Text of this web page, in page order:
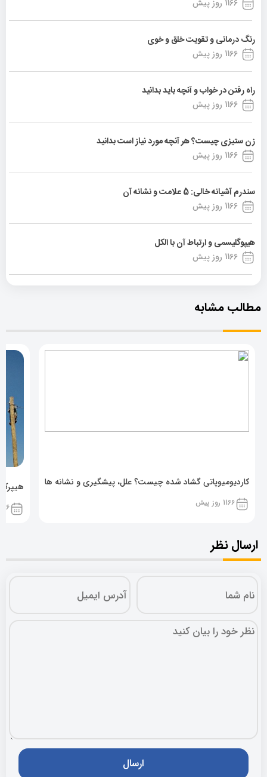
1166 روز پیش
رنگ درمانی و تقویت خلق و خوی
1166 روز پیش
راه رفتن در خواب و آنچه باید بدانید
1166 روز پیش
زن ستیزی چیست؟ هر آنچه مورد نیاز است بدانید
1166 روز پیش
سندرم آشیانه خالی: 5 علامت و نشانه آن
1166 روز پیش
هیپوگلیسمی و ارتباط آن با الکل
1166 روز پیش
مطالب مشابه
کاردیومیوپاتی گشاد شده چیست؟ علل، پیشگیری و نشانه ها
1166 روز پیش 1166
ارسال نظر